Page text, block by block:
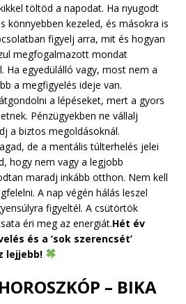
töltöd a napodat. Ha nyugodt
könnyebben kezeled, és másokra is
figyelj arra, mit és hogyan
megfogalmazott mondat
Ha egyedülálló vagy, most nem a
a megfigyelés ideje van.
a lépéseket, mert a gyors
Pénzügyekben ne vállalj
a biztos megoldásoknál.
de a mentális túlterhelés jelei
hogy nem vagy a legjobb
maradj inkább otthon. Nem kell
A nap végén hálás leszel
figyeltél. A csütörtök
éri meg az energiát.Hét év
és a ‘sok szerencsét’
lejjebb!
– BIKA